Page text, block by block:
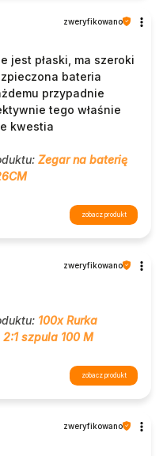
zweryfikowano
jest płaski, ma szeroki
bateria
przypadnie
tego właśnie
kwestia
Zegar na baterię
zobacz produkt
zweryfikowano
100x Rurka
szpula 100 M
zobacz produkt
zweryfikowano